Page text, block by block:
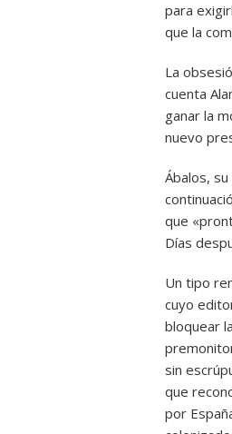
para
que la
La
cuenta
ganar la
nuevo
Ábalos,
que
Días
Un tipo
cuyo
bloquear
sin
que
por